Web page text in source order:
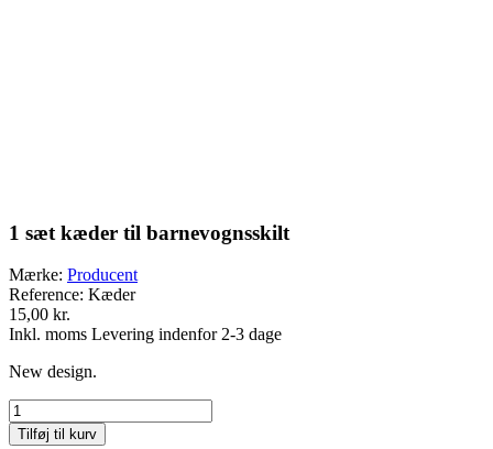
1 sæt kæder til barnevognsskilt
Mærke: Producent
Reference: Kæder
15,00 kr.
Inkl. moms Levering indenfor 2-3 dage
New design.
Tilføj til kurv